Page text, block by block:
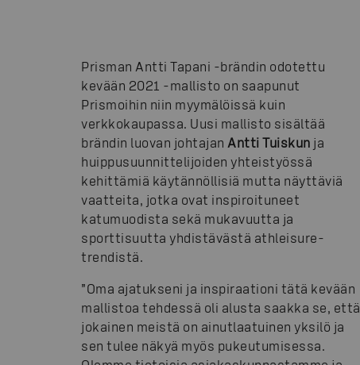
Prisman Antti Tapani -brändin odotettu
kevään 2021 -mallisto on saapunut
Prismoihin niin myymälöissä kuin
verkkokaupassa. Uusi mallisto sisältää
brändin luovan johtajan Antti Tuiskun ja
huippusuunnittelijoiden yhteistyössä
kehittämiä käytännöllisiä mutta näyttäviä
vaatteita, jotka ovat inspiroituneet
katumuodista sekä mukavuutta ja
sporttisuutta yhdistävästä athleisure-
trendistä.
”Oma ajatukseni ja inspiraationi tätä kevään
mallistoa tehdessä oli alusta saakka se, että
jokainen meistä on ainutlaatuinen yksilö ja
sen tulee näkyä myös pukeutumisessa.